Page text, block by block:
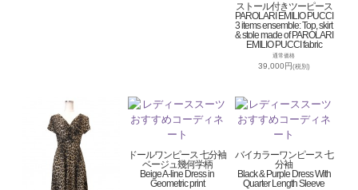
ストール付きツーピース
PAROLARI EMILIO PUCCI
3 items ensemble: Top, skirt
& stole made of PAROLARI
EMILIO PUCCI fabric
通常価格
39,000円(税別)
ドールワンピース 七分袖
ベージュ幾何学柄
Beige A-line Dress in
Geometric print
バイカラーワンピース 七
分袖
Black & Purple Dress With
Quarter Length Sleeve